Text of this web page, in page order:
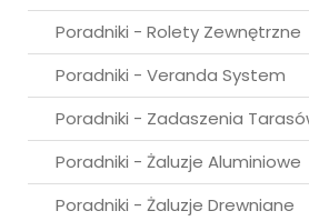
Poradniki - Zadaszenia Tarasów
Poradniki - Żaluzje Aluminiowe
Poradniki - Żaluzje Drewniane
Poradniki - Żaluzje Fasadowe
Poradniki - Zasłony i Firany